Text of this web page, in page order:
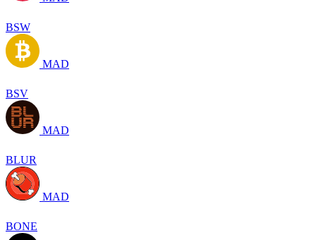
BSW
MAD
BSV
MAD
BLUR
MAD
BONE